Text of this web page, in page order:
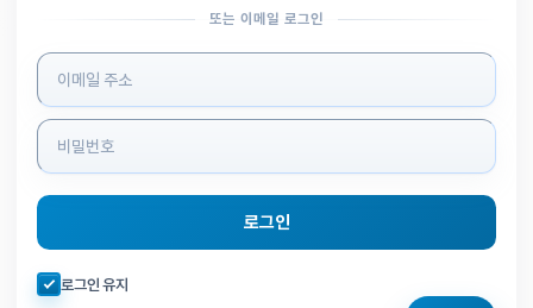
또는 이메일 로그인
로그인 정보 입력
로그인
자동로그인 체크
로그인 유지